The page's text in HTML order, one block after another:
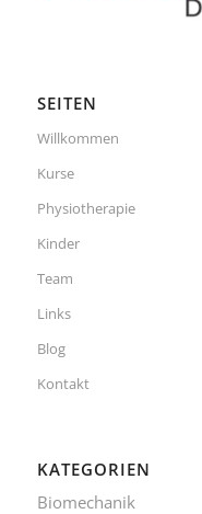
SEITEN
Willkommen
Kurse
Physiotherapie
Kinder
Team
Links
Blog
Kontakt
KATEGORIEN
Biomechanik